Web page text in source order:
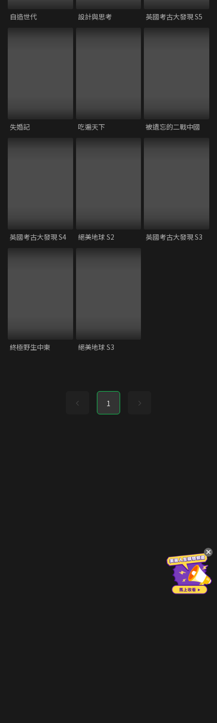
自造世代 設計與思考 英國考古大發現 S5
失婚記 吃遍天下 被遺忘的二戰中國
英國考古大發現 S4 絕美地球 S2 英國考古大發現 S3
終極野生中東 絕美地球 S3
1